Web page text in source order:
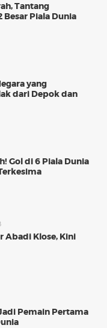
Tantang
Piala Dunia
yang
dari Depok dan
Gol di 6 Piala Dunia
Abadi Klose, Kini
Pemain Pertama